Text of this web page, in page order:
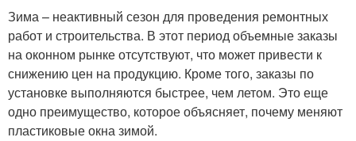
Зима – неактивный сезон для проведения ремонтных
работ и строительства. В этот период объемные заказы
на оконном рынке отсутствуют, что может привести к
снижению цен на продукцию. Кроме того, заказы по
установке выполняются быстрее, чем летом. Это еще
одно преимущество, которое объясняет, почему меняют
пластиковые окна зимой.